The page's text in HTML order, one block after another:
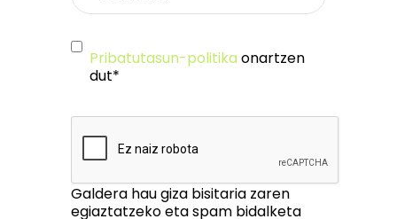
Pribatutasun-politika onartzen
dut*
Galdera hau giza bisitaria zaren
egiaztatzeko eta spam bidalketa